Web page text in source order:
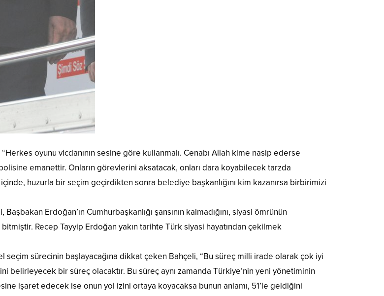
oyunu vicdanının sesine göre kullanmalı. Cenabı Allah kime nasip ederse
emanettir. Onların görevlerini aksatacak, onları dara koyabilecek tarzda
içinde, huzurla bir seçim geçirdikten sonra belediye başkanlığını kim kazanırsa birbirimizi
Erdoğan’ın Cumhurbaşkanlığı şansının kalmadığını, siyasi ömrünün
Recep Tayyip Erdoğan yakın tarihte Türk siyasi hayatından çekilmek
seçim sürecinin başlayacağına dikkat çeken Bahçeli, “Bu süreç milli irade olarak çok iyi
bir süreç olacaktır. Bu süreç aynı zamanda Türkiye’nin yeni yönetiminin
işaret edecek ise onun yol izini ortaya koyacaksa bunun anlamı, 51’le geldiğini